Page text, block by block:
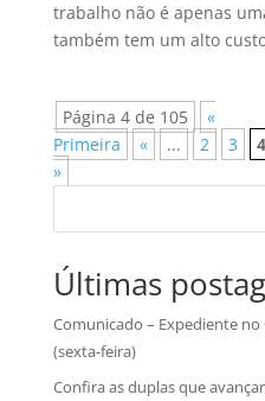
trabalho não é apenas
também tem um alto
Página 4 de 105
«
Primeira
« ... 2 3 4
»
Últimas
Comunicado – Expediente no
(sexta-feira)
Confira as duplas que